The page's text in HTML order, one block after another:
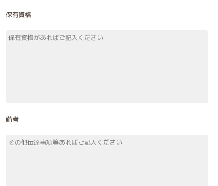
保有資格
備考